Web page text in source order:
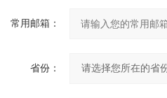
常用邮箱：
省份：